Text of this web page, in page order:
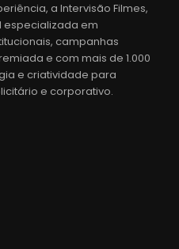
a Intervisão Filmes,
especializada em
campanhas
e com mais de 1.000
e criatividade para
e corporativo.